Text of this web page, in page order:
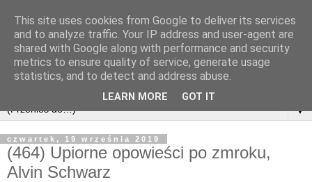
▼
czwartek, 19 września 2019
(464) Upiorne opowieści po zmroku,
Alvin Schwarz
This site uses cookies from Google to deliver its services
and to analyze traffic. Your IP address and user-agent are
shared with Google along with performance and security
metrics to ensure quality of service, generate usage
statistics, and to detect and address abuse.
LEARN MORE GOT IT